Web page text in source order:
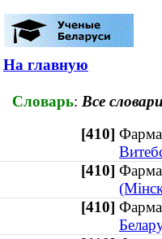
На главную
Словарь: Все словари
[410]
[410]
[410]